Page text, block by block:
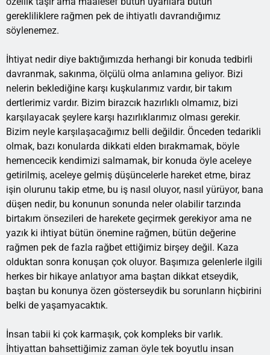
gerekliliklere rağmen pek de ihtiyatlı davrandığımız
söylenemez.
İhtiyat nedir diye baktığımızda herhangi bir konuda tedbirli
davranmak, sakınma, ölçülü olma anlamına geliyor. Bizi
nelerin beklediğine karşı kuşkularımız vardır, bir takım
dertlerimiz vardır. Bizim birazcık hazırlıklı olmamız, bizi
karşılayacak şeylere karşı hazırlıklarımız olması gerekir.
Bizim neyle karşılaşacağımız belli değildir. Önceden tedarikli
olmak, bazı konularda dikkati elden bırakmamak, böyle
hemencecik kendimizi salmamak, bir konuda öyle aceleye
getirilmiş, aceleye gelmiş düşüncelerle hareket etme, biraz
işin olurunu takip etme, bu iş nasıl oluyor, nasıl yürüyor, bana
düşen nedir, bu konunun sonunda neler olabilir tarzında
birtakım önsezileri de harekete geçirmek gerekiyor ama ne
yazık ki ihtiyat bütün önemine rağmen, bütün değerine
rağmen pek de fazla rağbet ettiğimiz birşey değil. Kaza
olduktan sonra konuşan çok oluyor. Başımıza gelenlerle ilgili
herkes bir hikaye anlatıyor ama baştan dikkat etseydik,
baştan bu konunya özen gösterseydik bu sorunların hiçbirini
belki de yaşamyacaktık.
İnsan tabii ki çok karmaşık, çok kompleks bir varlık.
İhtiyattan bahsettiğimiz zaman öyle tek boyutlu insan